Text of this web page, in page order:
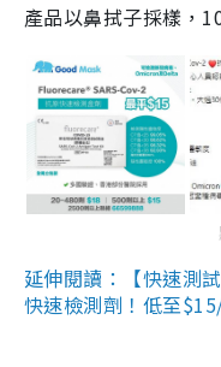
產品以鼻拭子採樣，
延伸閱讀：【快速測
快速檢測劑！低至